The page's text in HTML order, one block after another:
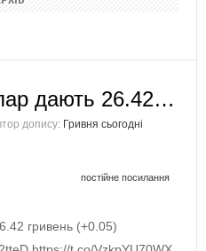
дають 26.42…
допису: Гривня сьогодні
постійне посилання
гривень (+0.05)